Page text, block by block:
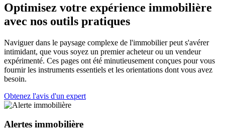
Optimisez votre expérience immobilière
avec nos outils pratiques
Naviguer dans le paysage complexe de l'immobilier peut s'avérer
intimidant, que vous soyez un premier acheteur ou un vendeur
expérimenté. Ces pages ont été minutieusement conçues pour vous
fournir les instruments essentiels et les orientations dont vous avez
besoin.
Obtenez l'avis d'un expert
Alertes immobilière